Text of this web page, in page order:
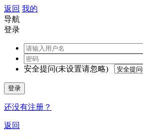
返回 我的
导航
登录
安全提问(未设置请忽略)
登录
还没有注册？
返回